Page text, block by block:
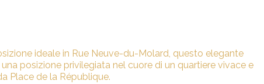
ideale in Rue Neuve-du-Molard, questo elegante
posizione privilegiata nel cuore di un quartiere vivace e
Place de la République.